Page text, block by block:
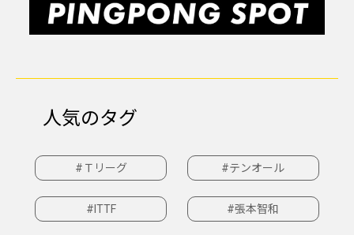
人気のタグ
#Ｔリーグ #テンオール
#ITTF #張本智和